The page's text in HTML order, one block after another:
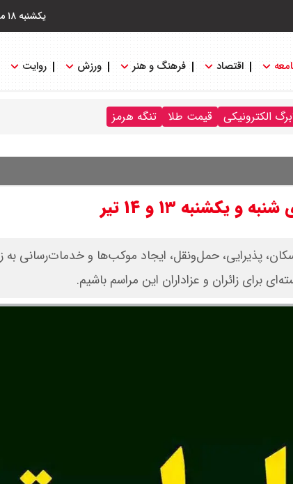
یکشنبه ۱۸ مرداد ۱۴۰۵
اقتصاد فرهنگ و هنر ورزش روایت
الکترونیکی قیمت طلا تنگه هرمز
یکشنبه ۱۳ و ۱۴ تیر
پذیرایی، حمل‌ونقل، ایجاد موکب‌ها و خدمات‌رسانی به
برای زائران و عزاداران این مراسم باشیم.